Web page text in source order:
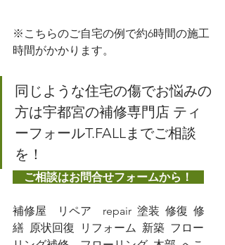
※こちらのご自宅の例で約6時間の施工
時間がかかります。
同じような住宅の傷でお悩みの
方は宇都宮の補修専門店 ティ
ーフォールT.FALLまでご相談
を！
ご相談はお問合せフォームから！
補修屋　リペア　repair  塗装  修復  修
繕  原状回復  リフォーム  新築  フロー